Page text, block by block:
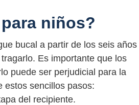
niños?
bucal a partir de los seis años
Es importante que los
puede ser perjudicial para la
estos sencillos pasos:
del recipiente.